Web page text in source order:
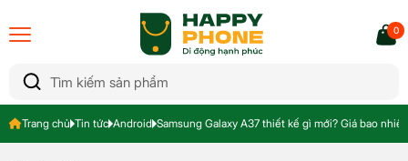
0
Trang chủ Tin tức Android Samsung Galaxy A37 thiết kế gì mới? Giá bao